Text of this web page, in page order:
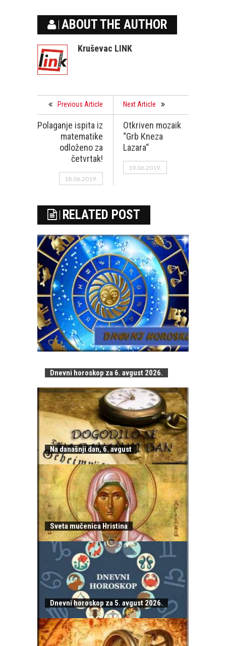
ABOUT THE AUTHOR
Kruševac LINK
Previous Article
Polaganje ispita iz
matematike
odloženo za
četvrtak!
18.06.2019.
Next Article
Otkriven mozaik
“Grb Кneza
Lazara“
19.06.2019.
RELATED POST
Dnevni horoskop za 6. avgust 2026.
Na današnji dan, 6. avgust
Sveta mučenica Hristina
Dnevni horoskop za 5. avgust 2026.